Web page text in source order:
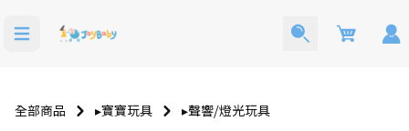
Cart
全部商品 ▸寶寶玩具 ▸聲響⧸燈光玩具